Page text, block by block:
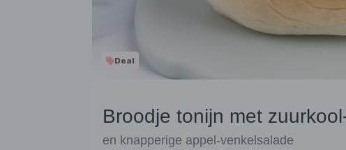
Deal
Broodje tonijn met
en knapperige appel-venkelsalade